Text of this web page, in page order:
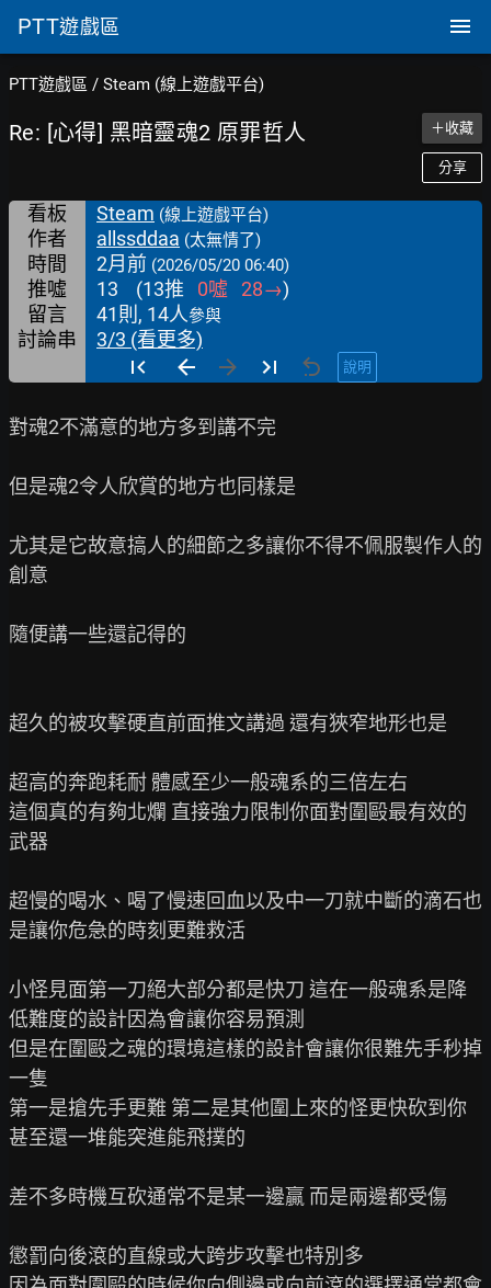
PTT遊戲區
PTT遊戲區 / Steam (線上遊戲平台)
Re: [心得] 黑暗靈魂2 原罪哲人 ＋收藏
分享
看板 Steam (線上遊戲平台)
作者 allssddaa (太無情了)
時間 2月前 (2026/05/20 06:40)
推噓 13 (13推 0噓 28→)
留言
41則, 14人參與
討論串 3/3 (看更多)
說明
對魂2不滿意的地方多到講不完
但是魂2令人欣賞的地方也同樣是
尤其是它故意搞人的細節之多讓你不得不佩服製作人的
創意
隨便講一些還記得的
超久的被攻擊硬直前面推文講過 還有狹窄地形也是
超高的奔跑耗耐 體感至少一般魂系的三倍左右
這個真的有夠北爛 直接強力限制你面對圍毆最有效的
武器
超慢的喝水、喝了慢速回血以及中一刀就中斷的滴石也
是讓你危急的時刻更難救活
小怪見面第一刀絕大部分都是快刀 這在一般魂系是降
低難度的設計因為會讓你容易預測
但是在圍毆之魂的環境這樣的設計會讓你很難先手秒掉
一隻
第一是搶先手更難 第二是其他圍上來的怪更快砍到你
甚至還一堆能突進能飛撲的
差不多時機互砍通常不是某一邊贏 而是兩邊都受傷
懲罰向後滾的直線或大跨步攻擊也特別多